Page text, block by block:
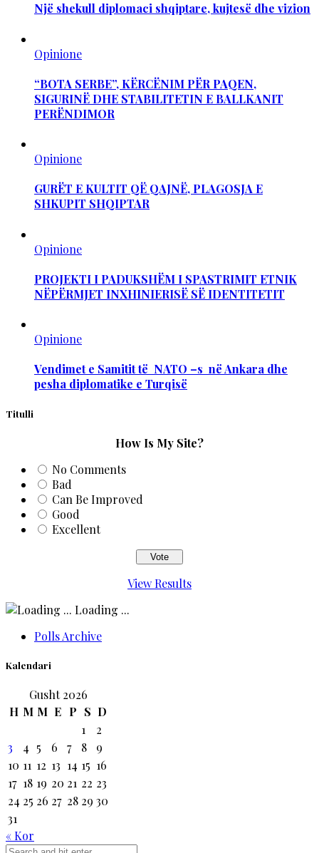
Një shekull diplomaci shqiptare, kujtesë dhe vizion
Opinione
“BOTA SERBE”, KËRCËNIM PËR PAQEN,
SIGURINË DHE STABILITETIN E BALLKANIT
PERËNDIMOR
Opinione
GURËT E KULTIT QË QAJNË, PLAGOSJA E
SHKUPIT SHQIPTAR
Opinione
PROJEKTI I PADUKSHËM I SPASTRIMIT ETNIK
NËPËRMJET INXHINIERISË SË IDENTITETIT
Opinione
Vendimet e Samitit të NATO –s në Ankara dhe
pesha diplomatike e Turqisë
Titulli
How Is My Site?
No Comments
Bad
Can Be Improved
Good
Excellent
View Results
Loading ...
Polls Archive
Kalendari
Gusht 2026
H M M E P S D
1
2
3
4 5 6 7 8
9
10 11 12 13 14 15 16
17 18 19 20 21 22 23
24 25 26 27 28 29 30
31
« Kor